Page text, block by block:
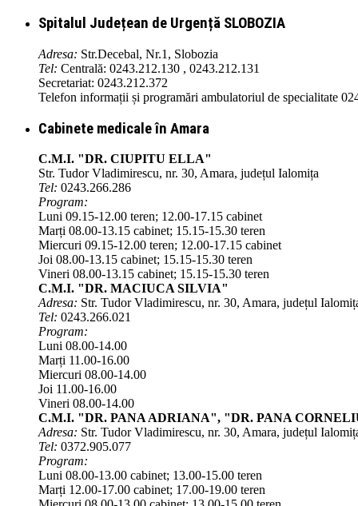
Spitalul Județean de Urgență SLOBOZIA
Adresa: Str.Decebal, Nr.1, Slobozia
Tel: Centrală: 0243.212.130 , 0243.212.131
Secretariat: 0243.212.372
Telefon informații și programări ambulatoriul de specialitate
Cabinete medicale în Amara
C.M.I. "DR. CIUPITU ELLA"
Str. Tudor Vladimirescu, nr. 30, Amara, județul Ialomița
Tel: 0243.266.286
Program:
Luni 09.15-12.00 teren; 12.00-17.15 cabinet
Marți 08.00-13.15 cabinet; 15.15-15.30 teren
Miercuri 09.15-12.00 teren; 12.00-17.15 cabinet
Joi 08.00-13.15 cabinet; 15.15-15.30 teren
Vineri 08.00-13.15 cabinet; 15.15-15.30 teren
C.M.I. "DR. MACIUCA SILVIA"
Adresa: Str. Tudor Vladimirescu, nr. 30, Amara, județul
Tel: 0243.266.021
Program:
Luni 08.00-14.00
Marți 11.00-16.00
Miercuri 08.00-14.00
Joi 11.00-16.00
Vineri 08.00-14.00
C.M.I. "DR. PANA ADRIANA", "DR. PANA
Adresa: Str. Tudor Vladimirescu, nr. 30, Amara, județul
Tel: 0372.905.077
Program:
Luni 08.00-13.00 cabinet; 13.00-15.00 teren
Marți 12.00-17.00 cabinet; 17.00-19.00 teren